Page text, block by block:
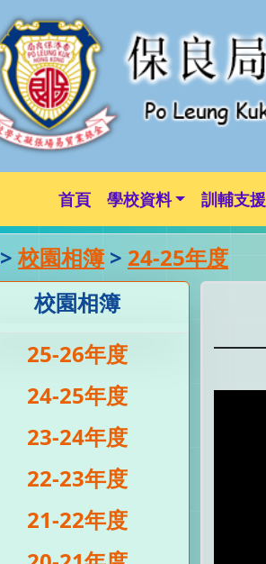
首頁 學校資料 訓輔支援
>校園相簿 > 24-25年度
校園相簿
25-26年度
24-25年度
23-24年度
22-23年度
21-22年度